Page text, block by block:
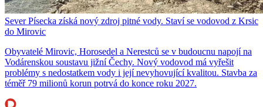
Sever Písecka získá nový zdroj pitné vody. Staví se vodovod z Krsic
do Mirovic
Obyvatelé Mirovic, Horosedel a Nerestců se v budoucnu napojí na
Vodárenskou soustavu jižní Čechy. Nový vodovod má vyřešit
problémy s nedostatkem vody i její nevyhovující kvalitou. Stavba za
téměř 79 milionů korun potrvá do konce roku 2027.